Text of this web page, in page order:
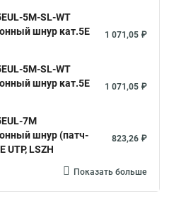
5M-SL-WT
шнур кат.5E
1 071,05 ₽
5M-SL-WT
шнур кат.5E
1 071,05 ₽
7M
шнур (патч-
UTP, LSZH
823,26 ₽
Показать больше